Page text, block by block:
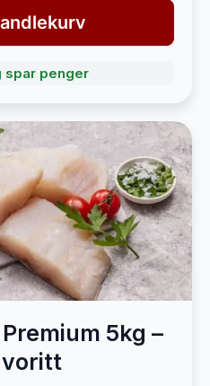
spar penger
5kg –